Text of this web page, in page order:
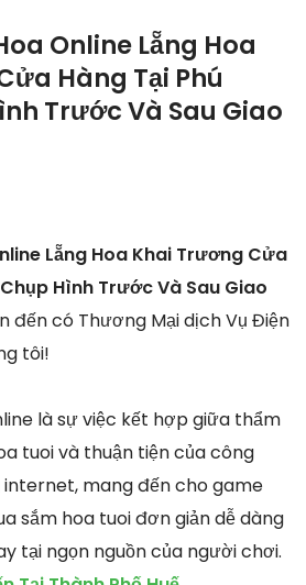
Online Lẵng Hoa
Hàng Tại Phú
Trước Và Sau Giao
Lẵng Hoa Khai Trương Cửa
Hình Trước Và Sau Giao
đến có Thương Mại dịch Vụ Điện
tôi!
là sự việc kết hợp giữa thẩm
tuoi và thuận tiện của công
mang đến cho game
sắm hoa tuoi đơn giản dễ dàng
tại ngọn nguồn của người chơi.